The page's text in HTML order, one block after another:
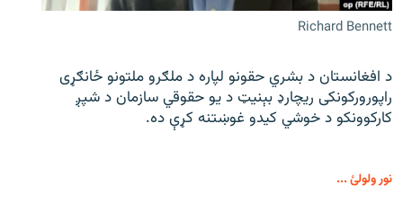
Richard Bennett
د افغانستان د بشري حقونو لپاره د ملګرو ملتونو ځانګړی
راپورورکونکی ریچارډ بېنیټ د یو حقوقي سازمان د شپږ
کارکوونکو د خوشي کیدو غوښتنه کړې ده.
نور ولولئ ...